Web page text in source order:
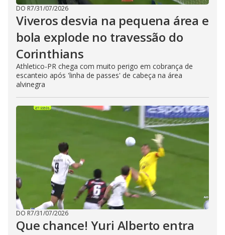
DO R7/31/07/2026
Viveros desvia na pequena área e
bola explode no travessão do
Corinthians
Athletico-PR chega com muito perigo em cobrança de
escanteio após 'linha de passes' de cabeça na área
alvinegra
DO R7/31/07/2026
Que chance! Yuri Alberto entra